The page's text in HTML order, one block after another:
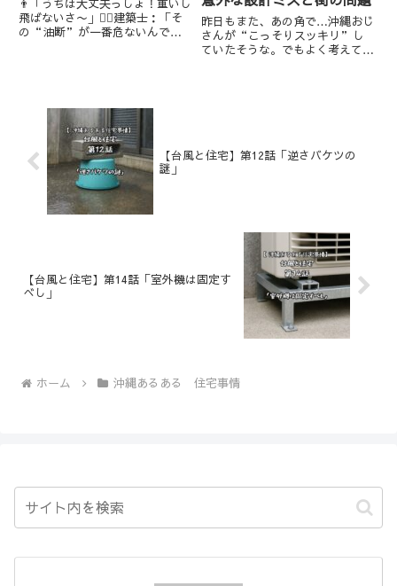
👨「うちは大丈夫っしょ！重いし
飛ばないさ〜」👷‍♂️建築士：「そ
の“油断”が一番危ないんで
昨日もまた、あの角で…沖縄おじ
さんが“こっそりスッキリ”し
ていたそうな。でもよく考えてみ
【台風と住宅】第12話「逆さバケツの
謎」
【台風と住宅】第14話「室外機は固定す
べし」
ホーム 沖縄あるある 住宅事情